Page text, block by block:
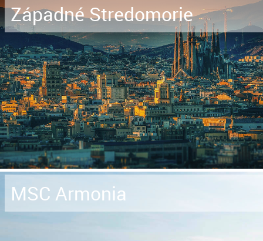
Západné Stredomorie
MSC Armonia